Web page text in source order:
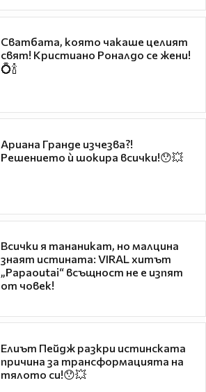
Сватбата, която чакаше целият
свят! Кристиано Роналдо се жени!
💍🍾
Ариана Гранде изчезва?!
Решението ѝ шокира всички!😯💥
Всички я тананикат, но малцина
знаят истината: VIRAL хитът
„Papaoutai“ всъщност не е изпят
от човек!
Елиът Пейдж разкри истинската
причина за трансформацията на
тялото си!😯💥